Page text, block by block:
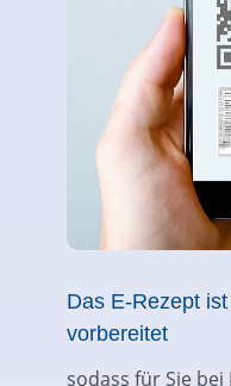
Das E-Rezept
vorbereitet
sodass für Sie